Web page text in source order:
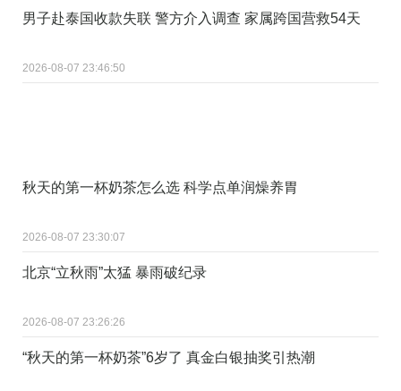
男子赴泰国收款失联 警方介入调查 家属跨国营救54天
2026-08-07 23:46:50
秋天的第一杯奶茶怎么选 科学点单润燥养胃
2026-08-07 23:30:07
北京“立秋雨”太猛 暴雨破纪录
2026-08-07 23:26:26
“秋天的第一杯奶茶”6岁了 真金白银抽奖引热潮